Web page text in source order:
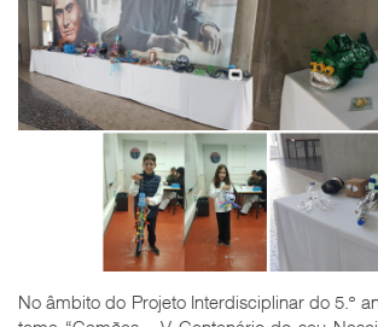
No âmbito do Projeto Interdisciplinar do 5.º